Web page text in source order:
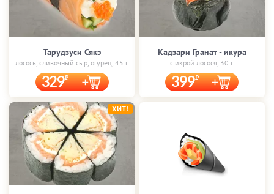
Тарудзуси Сякэ
лосось, сливочный сыр, огурец, 45 г.
329
Кадзари Гранат - икура
с икрой лосося, 30 г.
399
ХИТ!